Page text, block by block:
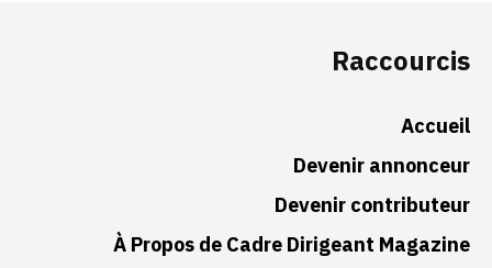
Raccourcis
Accueil
Devenir annonceur
Devenir contributeur
À Propos de Cadre Dirigeant Magazine